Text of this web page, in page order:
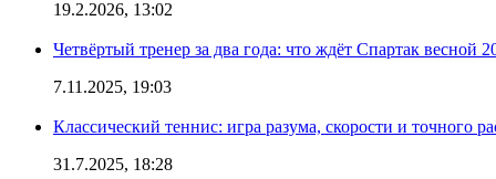
19.2.2026, 13:02
Четвёртый тренер за два года: что ждёт Спартак весной
7.11.2025, 19:03
Классический теннис: игра разума, скорости и точного
31.7.2025, 18:28